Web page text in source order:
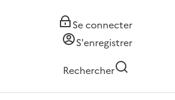
Se connecter
S'enregistrer
Rechercher